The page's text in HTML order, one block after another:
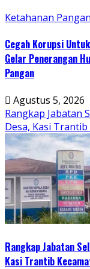
Ketahanan Pangan
Cegah Korupsi
Gelar Penerangan
Pangan
Agustus 5, 2026
Rangkap Jabatan
Desa, Kasi
Rangkap Jabatan
Kasi Trantib